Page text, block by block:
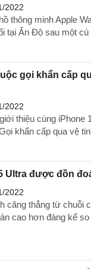
2022
thông minh Apple
tại Ấn Độ sau một cú
gọi khẩn cấp
2022
thiệu cùng iPhone
khẩn cấp qua vệ
Ultra được đồn
2022
căng thẳng từ chuỗi
cao hơn đáng kể